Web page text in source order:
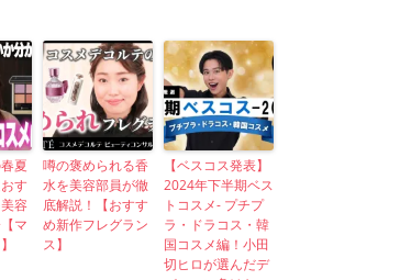
夏
す
容
マ
噂の褒められる香
水を美容部員が徹
底解説！【おすす
め新作フレグラン
ス】
【ベスコス発表】
2024年下半期ベス
トコスメ- プチプ
ラ・ドラコス・韓
国コスメ編！小田
切ヒロが選んだデ